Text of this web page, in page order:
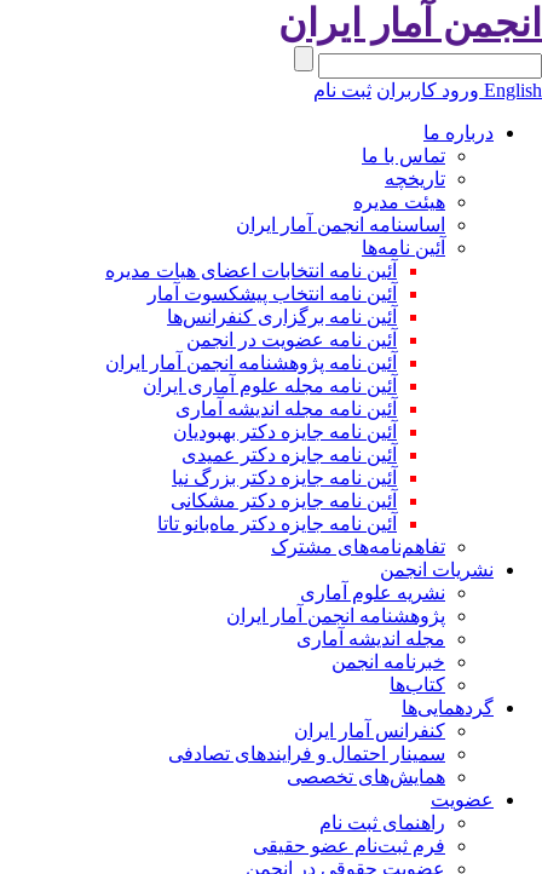
آمار ایران
ورود کاربران ثبت نام
درباره ما
تماس با ما
تاریخچه
هیئت مدیره
اساسنامه انجمن آمار ایران
آئین نامه‌ها
آئین نامه انتخابات اعضای هیات مدیره
آئین نامه انتخاب پیشکسوت آمار
آئین نامه برگزاری کنفرانس‌ها
آئین نامه عضویت در انجمن
آئین نامه پژوهشنامه انجمن آمار ایران
آئین نامه مجله علوم آماری ایران
آئین نامه مجله اندیشه آماری
آئین‌ نامه جایزه دکتر بهبودیان
آئین نامه جایزه دکتر عمیدی
آئین نامه جایزه دکتر بزرگ نیا
آئین نامه جایزه دکتر مشکانی
آئین نامه جایزه دکتر ماه‌بانو تاتا
تفاهم‌نامه‌های مشترک
نشریات انجمن
نشریه علوم آماری
پژوهشنامه انجمن آمار ایران
مجله اندیشه آماری
خبرنامه انجمن
کتاب‌ها
گردهمایی‌ها
کنفرانس آمار ایران
سمینار احتمال و فرایندهای تصادفی
همایش‌های تخصصی
عضویت
راهنمای ثبت نام
فرم ثبت‌نام عضو حقیقی
عضویت حقوقی در انجمن